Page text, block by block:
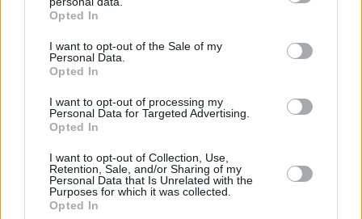
grant or deny consent to Google and its third-party tags to
use your data for below specified purposes in below Google
consent section.
Opted In
I want to opt-out of the Sale of my
Personal Data.
Opted In
I want to opt-out of processing my
Personal Data for Targeted Advertising.
Opted In
I want to opt-out of Collection, Use,
Retention, Sale, and/or Sharing of my
Personal Data that Is Unrelated with the
Purposes for which it was collected.
Opted In
06.08.2026, 10:57
Οι πρώτες εικόνες του νέου Canadair
515 που έρχεται Ελλάδα και θα πετά
και νύχτα
06.08.2026, 10:22 216